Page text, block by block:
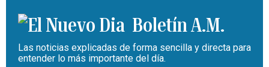
Boletín A.M.
Las noticias explicadas de forma sencilla y directa para
entender lo más importante del día.